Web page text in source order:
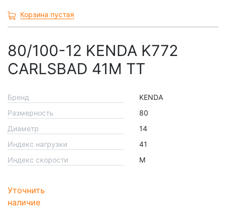
Корзина пустая
80/100-12 KENDA K772
CARLSBAD 41M TT
Бренд
KENDA
Размерность
80
Диаметр
14
Индекс нагрузки
41
Индекс скорости
M
Уточнить
наличие